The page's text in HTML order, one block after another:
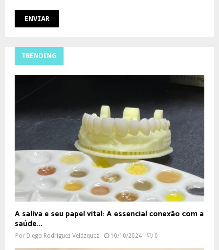
TRENDING
A saliva e seu papel vital: A essencial conexão com a
saúde...
Por Diego Rodríguez Velázquez 10/10/2024 0